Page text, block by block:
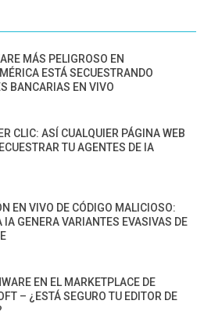
MÁS PELIGROSO EN
ESTÁ SECUESTRANDO
BANCARIAS EN VIVO
CLIC: ASÍ CUALQUIER PÁGINA WEB
TU AGENTES DE IA
EN VIVO DE CÓDIGO MALICIOSO:
IA GENERA VARIANTES EVASIVAS DE
EN EL MARKETPLACE DE
– ¿ESTÁ SEGURO TU EDITOR DE